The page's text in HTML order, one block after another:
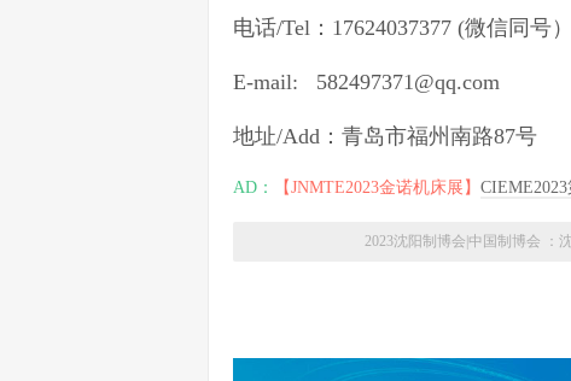
电话/Tel：17624037377 (微信同号）
E-mail: 582497371@qq.com
地址/Add：青岛市福州南路87号
AD： 【JNMTE2023金诺机床展】
2023沈阳制博会|中国制博会 ：